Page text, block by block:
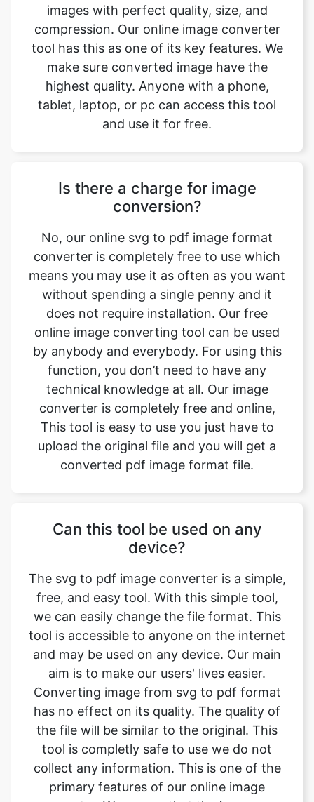
make sure converted image have the
highest quality. Anyone with a phone,
tablet, laptop, or pc can access this tool
and use it for free.
Is there a charge for image
No, our online svg to pdf image format
converter is completely free to use which
without spending a single penny and it
does not require installation. Our free
online image converting tool can be used
by anybody and everybody. For using this
function, you don’t need to have any
technical knowledge at all. Our image
converter is completely free and online,
This tool is easy to use you just have to
upload the original file and you will get a
converted pdf image format file.
Can this tool be used on any
The svg to pdf image converter is a simple,
free, and easy tool. With this simple tool,
tool is accessible to anyone on the internet
and may be used on any device. Our main
aim is to make our users' lives easier.
Converting image from svg to pdf format
has no effect on its quality. The quality of
the file will be similar to the original. This
tool is completly safe to use we do not
collect any information. This is one of the
primary features of our online image
converter. We ensure that the image we
convert is of the greatest possible quality.